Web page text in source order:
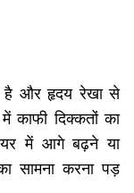
है और हृदय रेखा से
काफी दिक्कतों का
में आगे बढ़ने या
सामना करना पड़